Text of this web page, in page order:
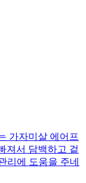
가자미살 에어프
져서 담백하고 겉
리에 도움을 주네